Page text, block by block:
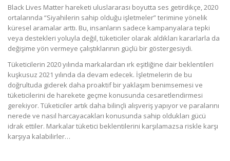
Black Lives Matter hareketi uluslararası boyutta ses getirdikçe, 2020
ortalarında “Siyahilerin sahip olduğu işletmeler” terimine yönelik
küresel aramalar arttı. Bu, insanların sadece kampanyalara tepki
veya destekleri yoluyla değil, tüketiciler olarak aldıkları kararlarla da
değişime yön vermeye çalıştıklarının güçlü bir göstergesiydi.
Tüketicilerin 2020 yılında markalardan ırk eşitliğine dair beklentileri
kuşkusuz 2021 yılında da devam edecek. İşletmelerin de bu
doğrultuda giderek daha proaktif bir yaklaşım benimsemesi ve
tüketicilerini de harekete geçme konusunda cesaretlendirmesi
gerekiyor. Tüketiciler artık daha bilinçli alışveriş yapıyor ve paralarını
nerede ve nasıl harcayacakları konusunda sahip oldukları gücü
idrak ettiler. Markalar tüketici beklentilerini karşılamazsa riskle karşı
karşıya kalabilirler…